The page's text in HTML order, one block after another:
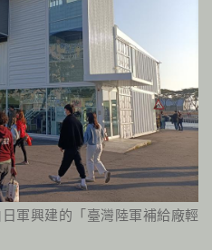
軍興建的「臺灣陸軍補給廠輕